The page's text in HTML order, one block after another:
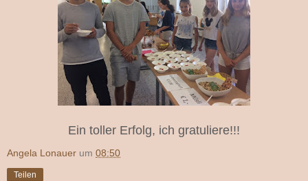
Ein toller Erfolg, ich gratuliere!!!
Angela Lonauer um 08:50
Teilen